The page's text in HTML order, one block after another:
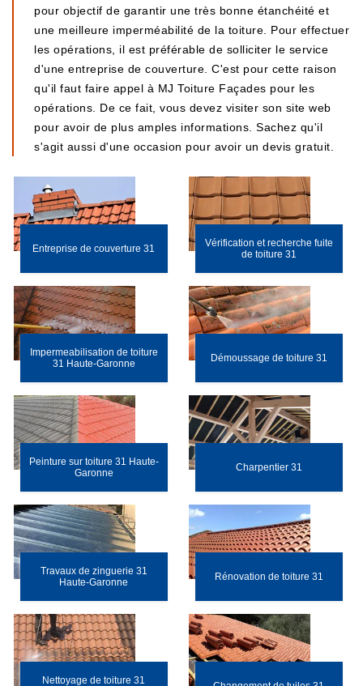
pour objectif de garantir une très bonne étanchéité et
une meilleure imperméabilité de la toiture. Pour effectuer
les opérations, il est préférable de solliciter le service
d'une entreprise de couverture. C'est pour cette raison
qu'il faut faire appel à MJ Toiture Façades pour les
opérations. De ce fait, vous devez visiter son site web
pour avoir de plus amples informations. Sachez qu'il
s'agit aussi d'une occasion pour avoir un devis gratuit.
Entreprise de couverture 31
Vérification et recherche fuite
de toiture 31
Impermeabilisation de toiture
31 Haute-Garonne
Démoussage de toiture 31
Peinture sur toiture 31 Haute-
Garonne
Charpentier 31
Travaux de zinguerie 31
Haute-Garonne
Rénovation de toiture 31
Nettoyage de toiture 31